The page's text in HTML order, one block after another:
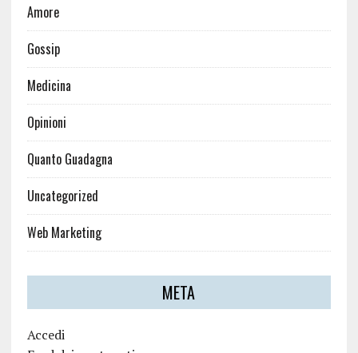
Amore
Gossip
Medicina
Opinioni
Quanto Guadagna
Uncategorized
Web Marketing
META
Accedi